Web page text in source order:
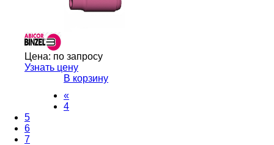
Цена: по запросу
Узнать цену
В корзину
«
4
5
6
7